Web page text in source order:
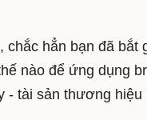
hẳn bạn đã bắt
nào để ứng dụng
- tài sản thương